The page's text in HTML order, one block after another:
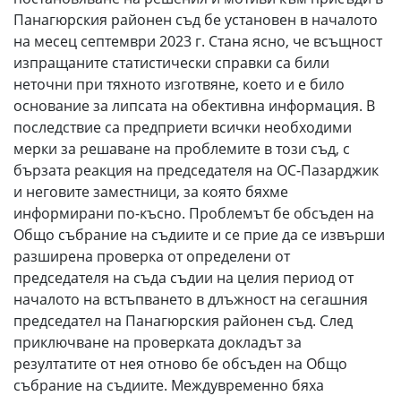
Панагюрския районен съд бе установен в началото
на месец септември 2023 г. Стана ясно, че всъщност
изпращаните статистически справки са били
неточни при тяхното изготвяне, което и е било
основание за липсата на обективна информация. В
последствие са предприети всички необходими
мерки за решаване на проблемите в този съд, с
бързата реакция на председателя на ОС-Пазарджик
и неговите заместници, за която бяхме
информирани по-късно. Проблемът бе обсъден на
Общо събрание на съдиите и се прие да се извърши
разширена проверка от определени от
председателя на съда съдии на целия период от
началото на встъпването в длъжност на сегашния
председател на Панагюрския районен съд. След
приключване на проверката докладът за
резултатите от нея отново бе обсъден на Общо
събрание на съдиите. Междувременно бяха